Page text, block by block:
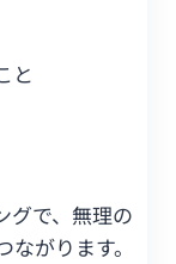
と
グで、無理の
がります。